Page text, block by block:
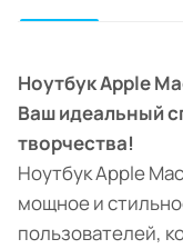
Ноутбук Apple
Ваш идеальный
творчества!
Ноутбук Apple
мощное и
пользователей,